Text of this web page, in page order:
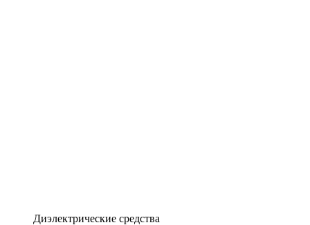
Диэлектрические средства